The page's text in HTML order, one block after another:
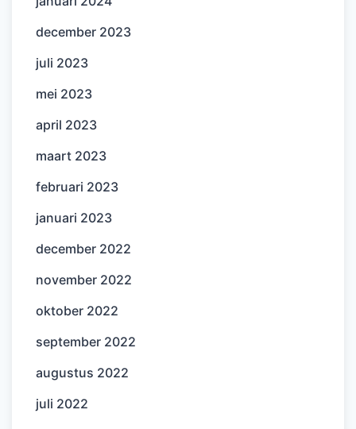
december 2023
juli 2023
mei 2023
april 2023
maart 2023
februari 2023
januari 2023
december 2022
november 2022
oktober 2022
september 2022
augustus 2022
juli 2022